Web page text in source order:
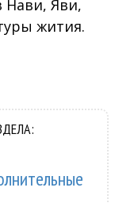
Нави, Яви,
жития.